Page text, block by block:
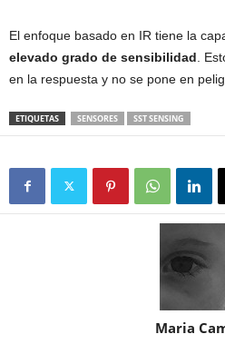
El enfoque basado en IR tiene la
elevado grado de sensibilidad .
en la respuesta y no se pone en
ETIQUETAS SENSORES SST SENSING
Maria